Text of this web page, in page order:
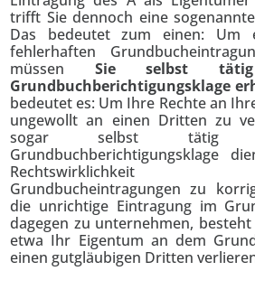
trifft Sie dennoch eine
Das bedeutet zum einen: Um
fehlerhaften
müssen Sie selbst tätig
Grundbuchberichtigungsklage
bedeutet es: Um Ihre Rechte an
ungewollt an einen Dritten zu
sogar selbst tätig
Grundbuchberichtigungsklage
Rechtswirklichkeit
Grundbucheintragungen zu
die unrichtige Eintragung im
dagegen zu unternehmen,
etwa Ihr Eigentum an dem
einen gutgläubigen Dritten